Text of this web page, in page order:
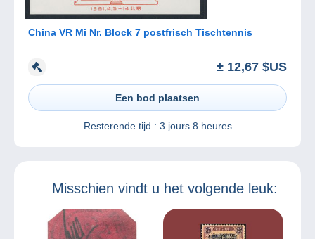
China VR Mi Nr. Block 7 postfrisch Tischtennis
± 12,67 $US
Een bod plaatsen
Resterende tijd : 3 jours 8 heures
Misschien vindt u het volgende leuk: